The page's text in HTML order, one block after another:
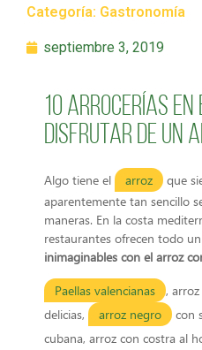
Categoría: Gastronomía
septiembre 3, 2019
10 arrocerías
disfrutar de un
Algo tiene el arroz
que
aparentemente tan sencillo
maneras. En la costa
restaurantes ofrecen todo
inimaginables con el arroz
Paellas valencianas
,
delicias,
arroz negro
con
cubana, arroz con costra al